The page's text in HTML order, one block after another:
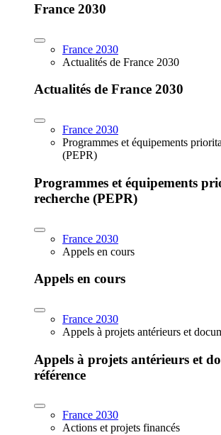
France 2030
France 2030
Actualités de France 2030
Actualités de France 2030
France 2030
Programmes et équipements
(PEPR)
Programmes et équipements
recherche (PEPR)
France 2030
Appels en cours
Appels en cours
France 2030
Appels à projets antérieurs et
Appels à projets antérieurs et
référence
France 2030
Actions et projets financés